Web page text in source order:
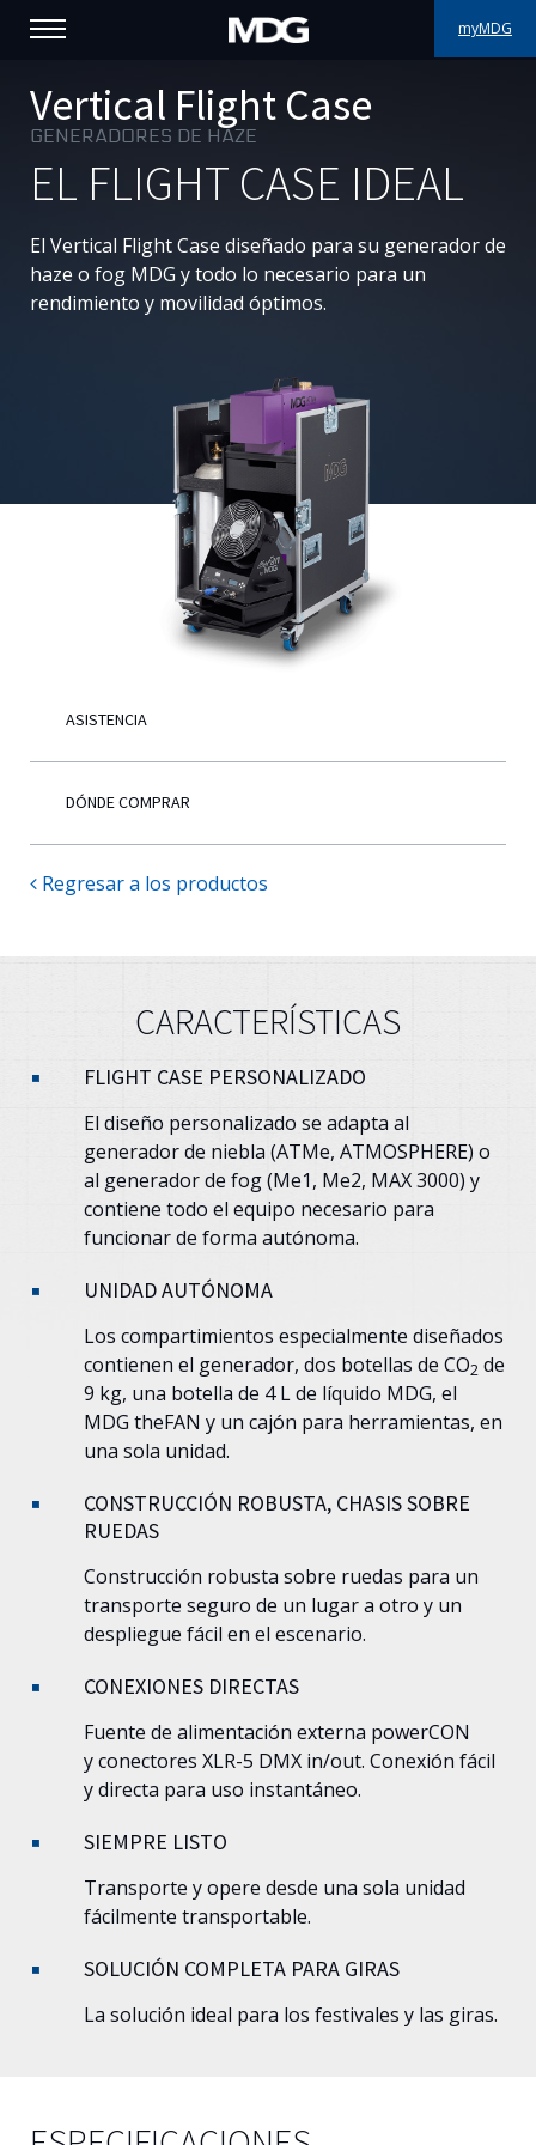
myMDG
PRODUCTOS
ASISTENCIA
ACERCA DE MDG
Contáctenos
Vertical Flight Case
GENERADORES DE HAZE
EL FLIGHT CASE IDEAL
El Vertical Flight Case diseñado para su generador de
haze o fog MDG y todo lo necesario para un
rendimiento y movilidad óptimos.
ASISTENCIA
DÓNDE COMPRAR
Regresar a los productos
CARACTERÍSTICAS
FLIGHT CASE PERSONALIZADO
El diseño personalizado se adapta al
generador de niebla (ATMe, ATMOSPHERE) o
al generador de fog (Me1, Me2, MAX 3000) y
contiene todo el equipo necesario para
funcionar de forma autónoma.
UNIDAD AUTÓNOMA
Los compartimientos especialmente diseñados
contienen el generador, dos botellas de CO2 de
9 kg, una botella de 4 L de líquido MDG, el
MDG theFAN y un cajón para herramientas, en
una sola unidad.
CONSTRUCCIÓN ROBUSTA, CHASIS SOBRE
RUEDAS
Construcción robusta sobre ruedas para un
transporte seguro de un lugar a otro y un
despliegue fácil en el escenario.
CONEXIONES DIRECTAS
Fuente de alimentación externa powerCON
yconectores XLR-5 DMX in/out. Conexión fácil
y directa para uso instantáneo.
SIEMPRE LISTO
Transporte y opere desde una sola unidad
fácilmente transportable.
SOLUCIÓN COMPLETA PARA GIRAS
La solución ideal para los festivales y las giras.